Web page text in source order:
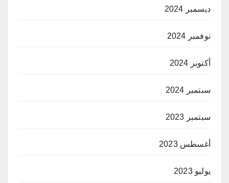
ديسمبر 2024
نوفمبر 2024
أكتوبر 2024
سبتمبر 2024
سبتمبر 2023
أغسطس 2023
يوليو 2023